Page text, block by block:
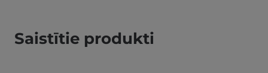
Saistītie produkti